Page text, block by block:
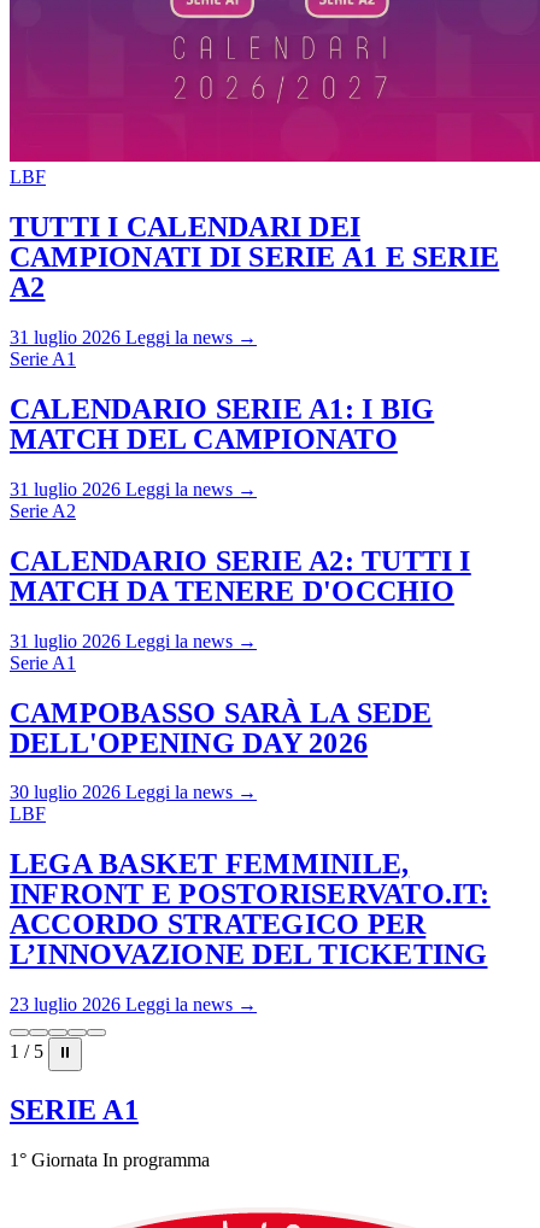
LBF
TUTTI I CALENDARI DEI
CAMPIONATI DI SERIE A1 E SERIE
A2
31 luglio 2026 Leggi la news →
Serie A1
CALENDARIO SERIE A1: I BIG
MATCH DEL CAMPIONATO
31 luglio 2026 Leggi la news →
Serie A2
CALENDARIO SERIE A2: TUTTI I
MATCH DA TENERE D'OCCHIO
31 luglio 2026 Leggi la news →
Serie A1
CAMPOBASSO SARÀ LA SEDE
DELL'OPENING DAY 2026
30 luglio 2026 Leggi la news →
LBF
LEGA BASKET FEMMINILE,
INFRONT E POSTORISERVATO.IT:
ACCORDO STRATEGICO PER
L’INNOVAZIONE DEL TICKETING
23 luglio 2026 Leggi la news →
1 / 5 ⏸
SERIE A1
1° Giornata In programma